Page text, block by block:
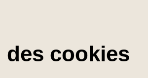
des cookies